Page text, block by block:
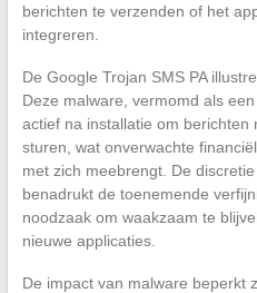
berichten te verzenden of het
integreren.
De Google Trojan SMS PA
Deze malware, vermomd als
actief na installatie om berichten
sturen, wat onverwachte
met zich meebrengt. De
benadrukt de toenemende
noodzaak om waakzaam te
nieuwe applicaties.
De impact van malware beperkt